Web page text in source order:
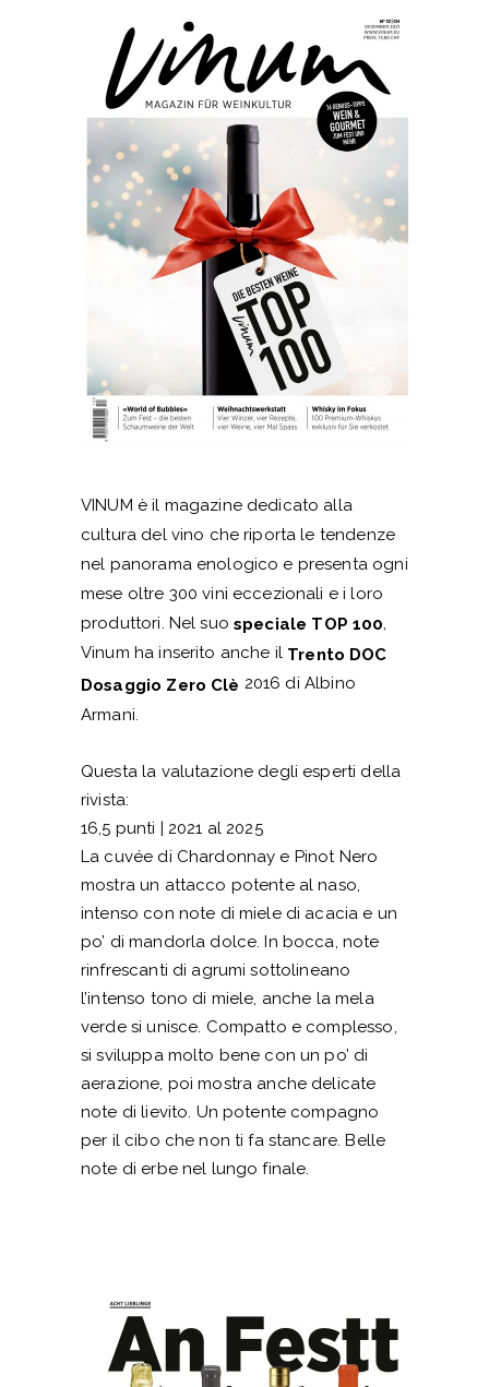
VINUM è il magazine dedicato alla
cultura del vino che riporta le tendenze
nel panorama enologico e presenta ogni
mese oltre 300 vini eccezionali e i loro
produttori. Nel suospeciale TOP 100,
Vinum ha inserito anche il Trento DOC
Dosaggio Zero Clè 2016 di Albino
Armani.
Questa la valutazione degli esperti della
rivista:
16,5 punti | 2021 al 2025
La cuvée di Chardonnay e Pinot Nero
mostra un attacco potente al naso,
intenso con note di miele di acacia e un
po’ di mandorla dolce. In bocca, note
rinfrescanti di agrumi sottolineano
l’intenso tono di miele, anche la mela
verde si unisce. Compatto e complesso,
si sviluppa molto bene con un po’ di
aerazione, poi mostra anche delicate
note di lievito. Un potente compagno
per il cibo che non ti fa stancare. Belle
note di erbe nel lungo finale.